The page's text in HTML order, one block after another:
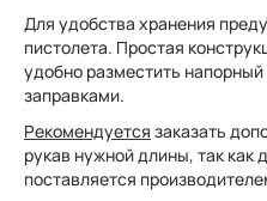
Для удобства хранения
пистолета. Простая
удобно разместить
заправками.
Рекомендуется заказать
рукав нужной длины, так как
поставляется